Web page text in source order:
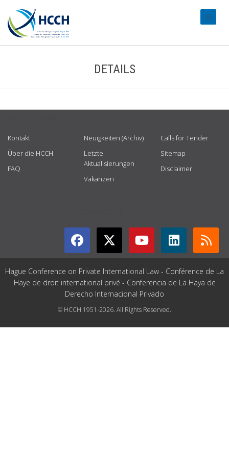
DETAILS
Kontakt
Über die HCCH
FAQ
Neuigkeiten (Archiv)
Letzte
Aktualisierungen
Vakanzen
Calls for Tender
Sitemap
Disclaimer
Hague Conference on Private International Law - Conférence de La
Haye de droit international privé - Conferencia de La Haya de
Derecho Internacional Privado
© HCCH 1951-2026. All Rights Reserved.